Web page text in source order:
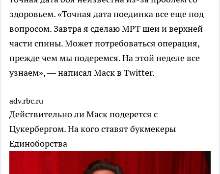
здоровьем. «Точная дата поединка все еще под
вопросом. Завтра я сделаю МРТ шеи и верхней
части спины. Может потребоваться операция,
прежде чем мы подеремся. На этой неделе все
узнаем», — написал Маск в Twitter.
adv.rbc.ru
Действительно ли Маск подерется с
Цукербергом. На кого ставят букмекеры
Единоборства